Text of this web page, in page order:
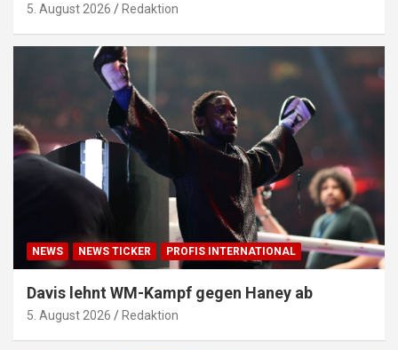
5. August 2026 Redaktion
NEWS NEWS TICKER PROFIS INTERNATIONAL
Davis lehnt WM-Kampf gegen Haney ab
5. August 2026 Redaktion